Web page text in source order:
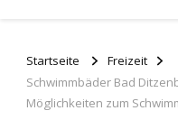
Startseite
Freizeit
Schwimmbäder Bad
Möglichkeiten zum